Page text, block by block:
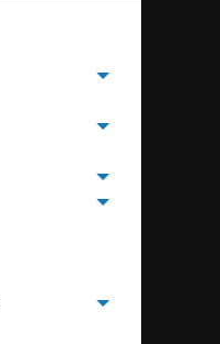
Toggle menu
Toggle menu
Toggle menu
Toggle menu
Toggle menu